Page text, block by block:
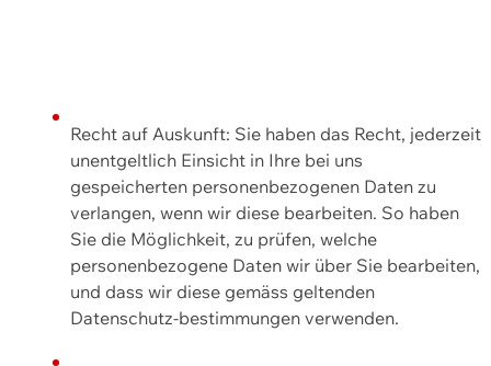
Recht auf Auskunft: Sie haben das Recht, jederzeit
unentgeltlich Einsicht in Ihre bei uns
gespeicherten personenbezogenen Daten zu
verlangen, wenn wir diese bearbeiten. So haben
Sie die Möglichkeit, zu prüfen, welche
personenbezogene Daten wir über Sie bearbeiten,
und dass wir diese gemäss geltenden
Datenschutz-bestimmungen verwenden.